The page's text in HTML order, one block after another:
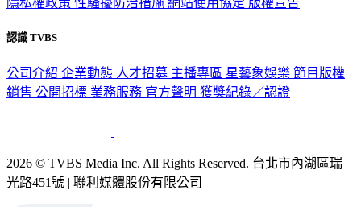
認識 TVBS
公司介紹 企業動態 人才招募 主播專區 星藝象娛樂 節目版權
銷售 公開招標 業務服務 官方聲明 獲獎紀錄／認證
2026 © TVBS Media Inc. All Rights Reserved. 台北市內湖區瑞
光路451號 | 聯利媒體股份有限公司